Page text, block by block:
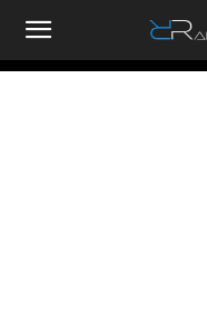
RallyandRaces.com